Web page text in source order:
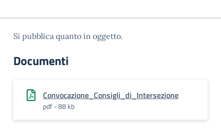
Si pubblica quanto in oggetto.
Documenti
Convocazione_Consigli_di_Intersezione
pdf - 88 kb